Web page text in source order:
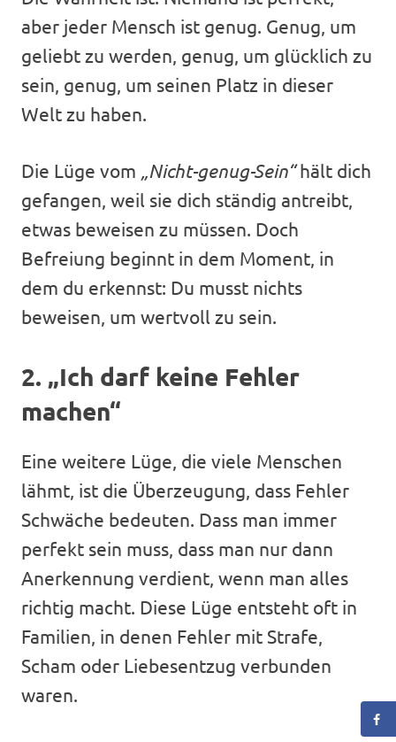
aber jeder Mensch ist genug. Genug, um
geliebt zu werden, genug, um glücklich zu
sein, genug, um seinen Platz in dieser
Welt zu haben.
Die Lüge vom „Nicht-genug-Sein“hält dich
gefangen, weil sie dich ständig antreibt,
etwas beweisen zu müssen. Doch
Befreiung beginnt in dem Moment, in
dem du erkennst: Du musst nichts
beweisen, um wertvoll zu sein.
2. „Ich darf keine Fehler
machen“
Eine weitere Lüge, die viele Menschen
lähmt, ist die Überzeugung, dass Fehler
Schwäche bedeuten. Dass man immer
perfekt sein muss, dass man nur dann
Anerkennung verdient, wenn man alles
richtig macht. Diese Lüge entsteht oft in
Familien, in denen Fehler mit Strafe,
Scham oder Liebesentzug verbunden
waren.